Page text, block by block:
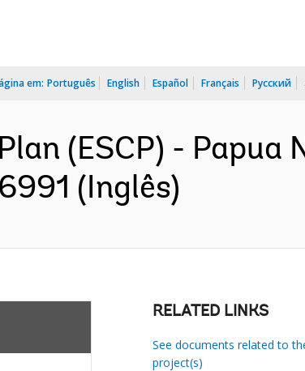
em: Português English Español Français Русский
(ESCP) - Papua
(Inglês)
RELATED LINKS
See documents related to
project(s)